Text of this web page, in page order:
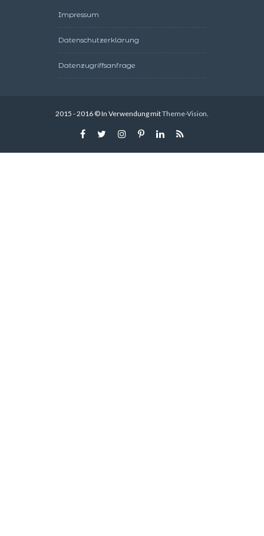
Impressum
Datenschutzerklärung
Datenzugriffsanfrage
2015 - 2016 © In Verwendung mitTheme-Vision